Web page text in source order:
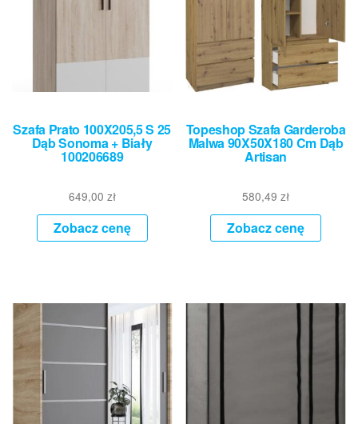
Szafa Prato 100X205,5 S 25
Dąb Sonoma + Biały
100206689
649,00 zł
Zobacz cenę
Topeshop Szafa Garderoba
Malwa 90X50X180 Cm Dąb
Artisan
580,49zł
Zobacz cenę